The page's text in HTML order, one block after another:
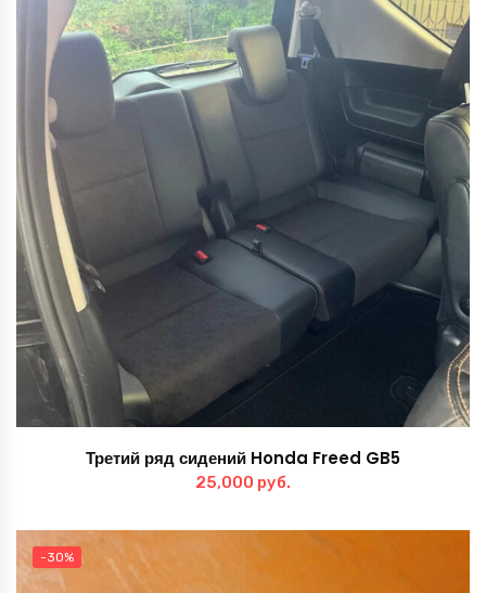
1,800 руб..
Третий ряд сидений Honda Freed GB5
25,000 руб.
-30%